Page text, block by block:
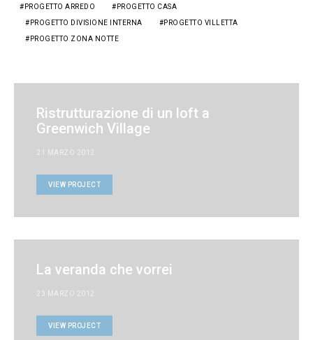
PROGETTO ARREDO PROGETTO CASA
PROGETTO DIVISIONE INTERNA PROGETTO VILLETTA
PROGETTO ZONA NOTTE
Ristrutturazione di un loft a
Greenwich Village
21 MARZO 2012
VIEW PROJECT
La veranda che vorrei
23 MARZO 2012
VIEW PROJECT